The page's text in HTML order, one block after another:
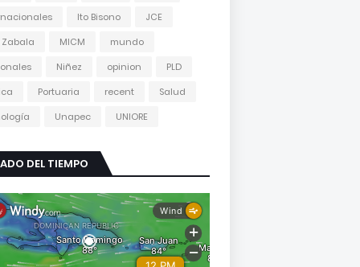
Ito Bisono
JCE
Zabala
MICM
mundo
Niñez opinion
PLD
Portuaria recent
Salud
Unapec UNIORE
DEL TIEMPO